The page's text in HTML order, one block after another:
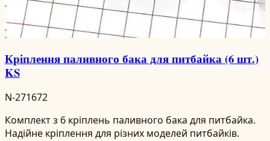
Кріплення паливного бака для питбайка (6 шт.)
KS
N-271672
Комплект з 6 кріплень паливного бака для питбайка.
Надійне кріплення для різних моделей питбайків.